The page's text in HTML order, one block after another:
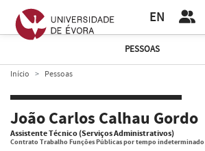
EN
PESSOAS
Início Pessoas
João Carlos Calhau Gordo
Assistente Técnico (Serviços Administrativos)
Contrato Trabalho Funções Públicas por tempo indeterminado